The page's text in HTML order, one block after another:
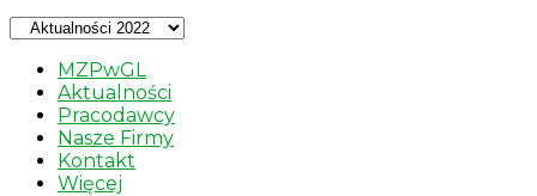
Kategorie
MZPwGL
Aktualności
Pracodawcy
Nasze Firmy
Kontakt
Więcej